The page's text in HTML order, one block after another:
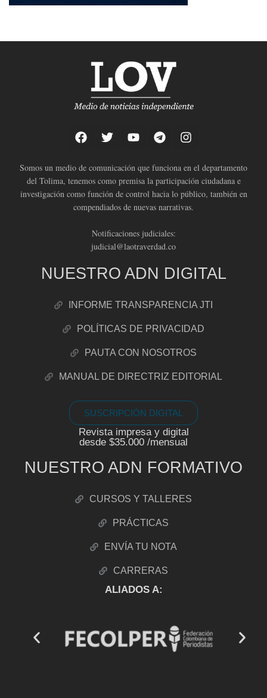
Somos un medio de comunicación que funciona en el departamento
del Tolima, tenemos como premisa la participación ciudadana e
investigación como función de control hacia lo público, también en
compendiados de nuevas narrativas.
Notificaciones judiciales:
judicial@laotraverdad.co
NUESTRO ADN DIGITAL
INFORME TRANSPARENCIA JTI
POLÍTICAS DE PRIVACIDAD
PAUTA CON NOSOTROS
MANUAL DE DIRECTRIZ EDITORIAL
SUSCRIPCIÓN DIGITAL
Revista impresa y digital
desde $35.000 /mensual
NUESTRO ADN FORMATIVO
CURSOS Y TALLERES
PRÁCTICAS
ENVÍA TU NOTA
CARRERAS
ALIADOS A: